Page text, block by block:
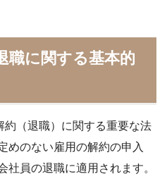
職に関する基本的
約（退職）に関する重要な法
めのない雇用の解約の申入
社員の退職に適用されます。